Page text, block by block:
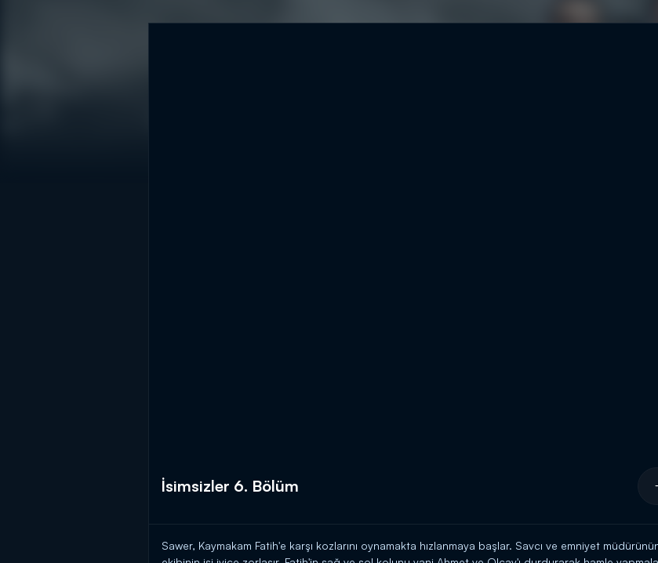
İsimsizler 6. Bölüm
Sawer, Kaymakam Fatih'e karşı kozlarını oynamakta hızlanmaya başlar. Savcı ve emniyet